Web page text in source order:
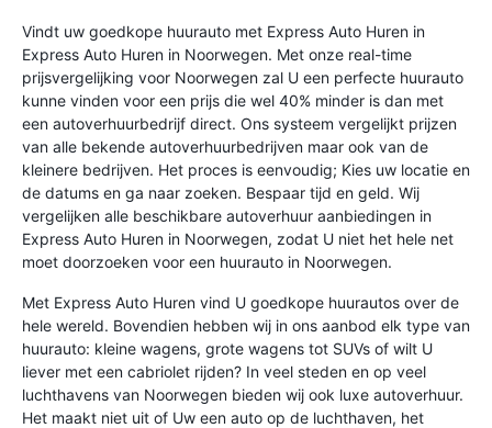
Vindt uw goedkope huurauto met Express Auto Huren in
Express Auto Huren in Noorwegen. Met onze real-time
prijsvergelijking voor Noorwegen zal U een perfecte huurauto
kunne vinden voor een prijs die wel 40% minder is dan met
een autoverhuurbedrijf direct. Ons systeem vergelijkt prijzen
van alle bekende autoverhuurbedrijven maar ook van de
kleinere bedrijven. Het proces is eenvoudig; Kies uw locatie en
de datums en ga naar zoeken. Bespaar tijd en geld. Wij
vergelijken alle beschikbare autoverhuur aanbiedingen in
Express Auto Huren in Noorwegen, zodat U niet het hele net
moet doorzoeken voor een huurauto in Noorwegen.
Met Express Auto Huren vind U goedkope huurautos over de
hele wereld. Bovendien hebben wij in ons aanbod elk type van
huurauto: kleine wagens, grote wagens tot SUVs of wilt U
liever met een cabriolet rijden? In veel steden en op veel
luchthavens van Noorwegen bieden wij ook luxe autoverhuur.
Het maakt niet uit of Uw een auto op de luchthaven, het